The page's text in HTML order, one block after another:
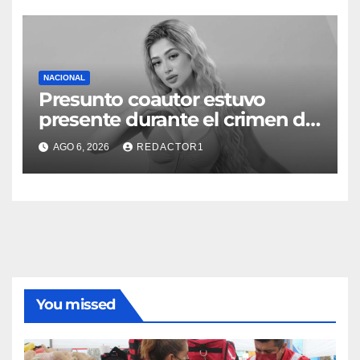
NACIONAL
Presunto coautor estuvo
presente durante el crimen de
Valeria Márquez: Fiscalía
AGO 6, 2026 REDACTOR1
You missed